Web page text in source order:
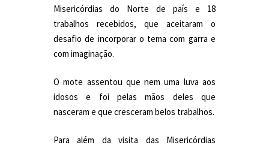
Misericórdias do Norte de país e 18
trabalhos recebidos, que aceitaram o
desafio de incorporar o tema com garra e
com imaginação.
O mote assentou que nem uma luva aos
idosos e foi pelas mãos deles que
nasceram e que cresceram belos trabalhos.
Para além da visita das Misericórdias